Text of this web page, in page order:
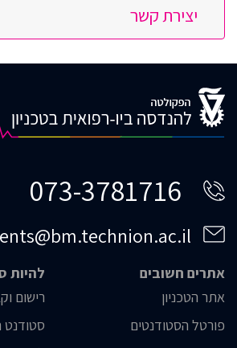
יצירת קשר
073-3781716
אתרים חשובים
אתר הטכניון
פורטל הסטודנטים
להיות
רישום
סטודנט